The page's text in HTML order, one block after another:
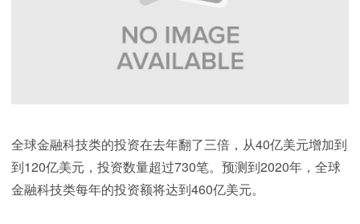
全球金融科技类的投资在去年翻了三倍，从40亿美元增加到
到120亿美元，投资数量超过730笔。预测到2020年，全球
金融科技类每年的投资额将达到460亿美元。